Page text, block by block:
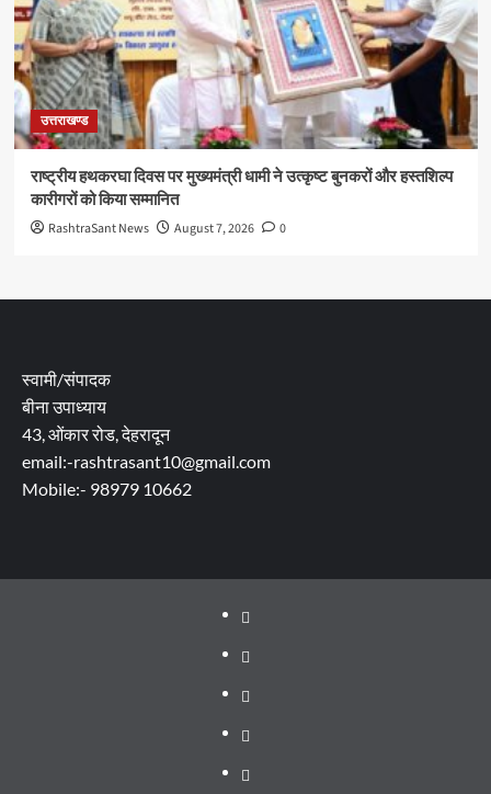
उत्तराखण्ड
राष्ट्रीय हथकरघा दिवस पर मुख्यमंत्री धामी ने उत्कृष्ट बुनकरों और हस्तशिल्प
कारीगरों को किया सम्मानित
RashtraSant News August 7, 2026 0
स्वामी/संपादक
बीना उपाध्याय
43, ओंकार रोड, देहरादून
email:-rashtrasant10@gmail.com
Mobile:- 98979 10662
About
WEB
SERIES
TO
Dehradun
Smart
City
Life
in
Places